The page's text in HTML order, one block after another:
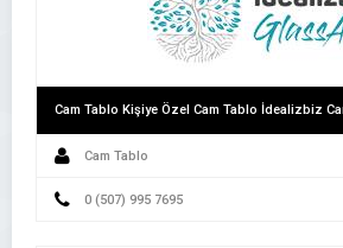
Cam Tablo
0 (507) 995 7695